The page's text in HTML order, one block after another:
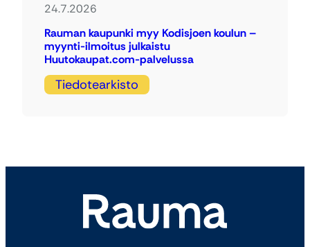
24.7.2026
Rauman kaupunki myy Kodisjoen koulun –
myynti-ilmoitus julkaistu
Huutokaupat.com-palvelussa
Tiedotearkisto